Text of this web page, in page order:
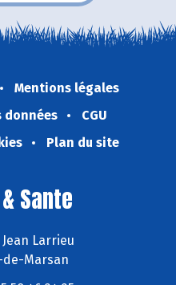
Mentions légales
données
CGU
Plan du site
Sante
Larrieu
Marsan